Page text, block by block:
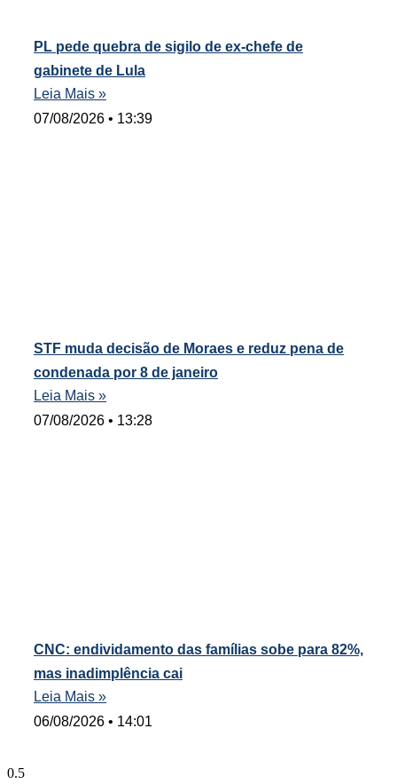
PL pede quebra de sigilo de ex-chefe de
gabinete de Lula
Leia Mais »
07/08/2026
13:39
STF muda decisão de Moraes e reduz pena de
condenada por 8 de janeiro
Leia Mais »
07/08/2026
13:28
CNC: endividamento das famílias sobe para 82%,
mas inadimplência cai
Leia Mais »
06/08/2026
14:01